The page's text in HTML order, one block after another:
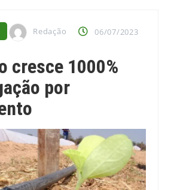
Redação 06/07/2023
cresce 1000%
por